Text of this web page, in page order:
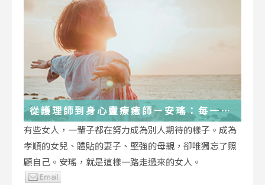
從護理師到身心靈療癒師－安瑤：每一段
低谷，都能成為重生的起點
有些女人，一輩子都在努力成為別人期待的樣子。成為
孝順的女兒、體貼的妻子、堅強的母親，卻唯獨忘了照
顧自己。安瑤，就是這樣一路走過來的女人。